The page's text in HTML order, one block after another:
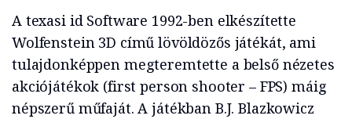
A texasi id Software 1992-ben elkészítette
Wolfenstein 3D című lövöldözős játékát, ami
tulajdonképpen megteremtette a belső nézetes
akciójátékok (first person shooter – FPS) máig
népszerű műfaját. A játékban B.J. Blazkowicz